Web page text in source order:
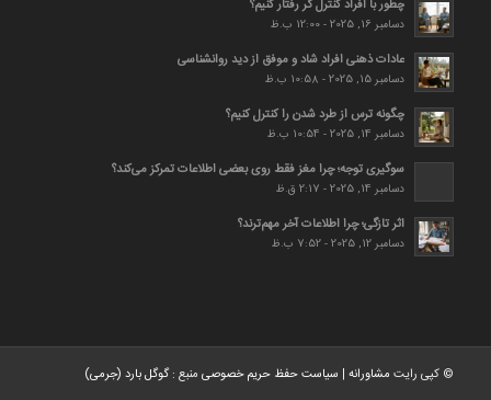
چطور با افراد کنترل گر رفتار کنیم؟
دسامبر 16, 2025 - 12:00 ب.ظ
عادات ذهنی افراد شاد و موفق از دید روانشناسی
دسامبر 15, 2025 - 10:58 ب.ظ
چگونه ترس از طرد شدن را کنترل کنیم؟
دسامبر 14, 2025 - 10:54 ب.ظ
سوگیری توجه؛ چرا مغز فقط روی بعضی اطلاعات تمرکز می‌کند؟
دسامبر 14, 2025 - 2:17 ق.ظ
اثر تازگی؛ چرا اطلاعات آخر مهم‌ترند؟
دسامبر 12, 2025 - 7:52 ب.ظ
© کپی رایت مشاورانه| سیاست حفظ حریم خصوصیمنبع :گوگل بارد (جرمی)